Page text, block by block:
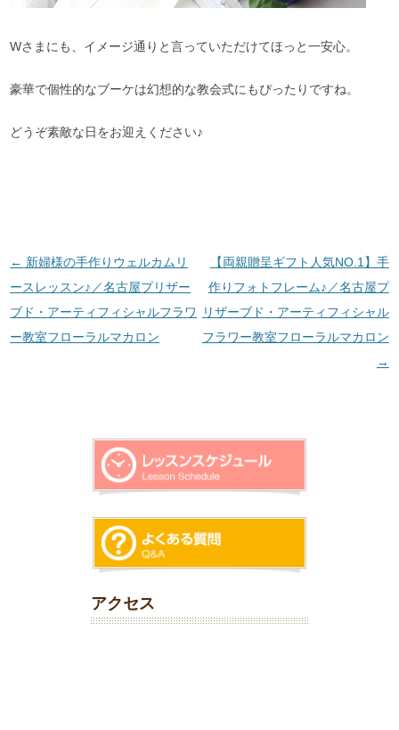
Wさまにも、イメージ通りと言っていただけてほっと一安心。
豪華で個性的なブーケは幻想的な教会式にもぴったりですね。
どうぞ素敵な日をお迎えください♪
投稿ナビゲーション
← 新婦様の手作りウェルカムリ
ースレッスン♪／名古屋プリザー
ブド・アーティフィシャルフラワ
ー教室フローラルマカロン
【両親贈呈ギフト人気NO.1】手
作りフォトフレーム♪／名古屋プ
リザーブド・アーティフィシャル
フラワー教室フローラルマカロン
→
アクセス